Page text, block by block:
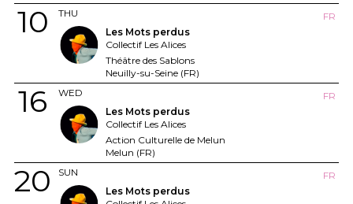
THU
10
FR
Les Mots perdus
Collectif Les Alices
Théâtre des Sablons
Neuilly-su-Seine (FR)
WED
16
FR
Les Mots perdus
Collectif Les Alices
Action Culturelle de Melun
Melun (FR)
SUN
20
FR
Les Mots perdus